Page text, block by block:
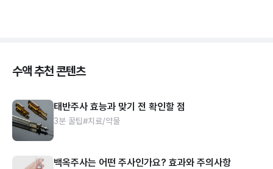
수액 추천 콘텐츠
태반주사 효능과 맞기 전 확인할 점
3분 꿀팁#치료/약물
백옥주사는 어떤 주사인가요? 효과와 주의사항